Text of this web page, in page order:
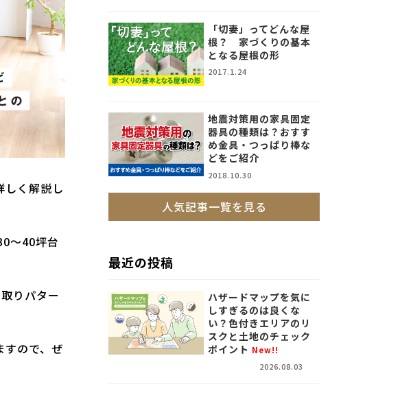
しく解説し
～40坪台
りパター
すので、ぜ
「切妻」ってどんな屋
根？ 家づくりの基本
となる屋根の形
2017.1.24
地震対策用の家具固定
器具の種類は？おすす
め金具・つっぱり棒な
どをご紹介
2018.10.30
人気記事一覧を見る
最近の投稿
ハザードマップを気に
しすぎるのは良くな
い？色付きエリアのリ
スクと土地のチェック
ポイント New!!
2026.08.03